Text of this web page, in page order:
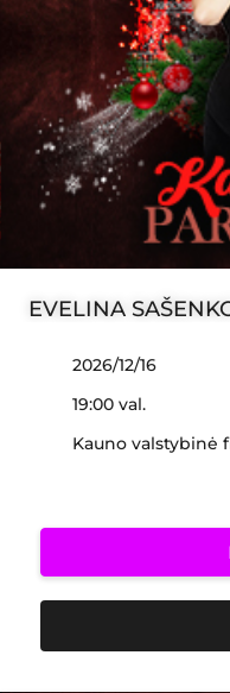
EVELINA
2026/12/16
19:00 val.
Kauno valstybinė